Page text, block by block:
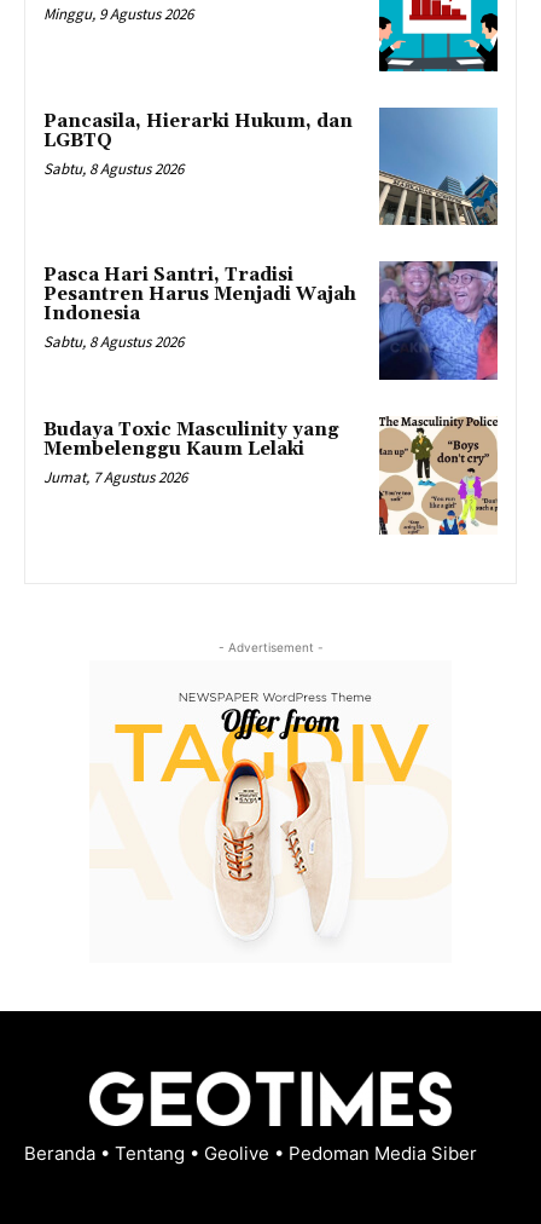
Minggu, 9 Agustus 2026
Pancasila, Hierarki Hukum, dan
LGBTQ
Sabtu, 8 Agustus 2026
Pasca Hari Santri, Tradisi
Pesantren Harus Menjadi Wajah
Indonesia
Sabtu, 8 Agustus 2026
Budaya Toxic Masculinity yang
Membelenggu Kaum Lelaki
Jumat, 7 Agustus 2026
- Advertisement -
Beranda • Tentang • Geolive • Pedoman Media Siber